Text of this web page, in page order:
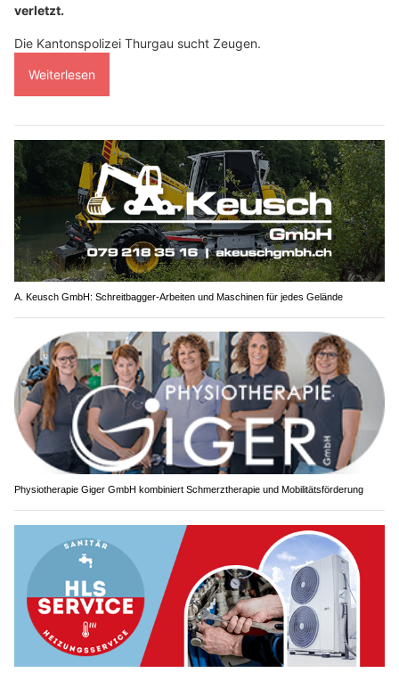
verletzt.
Die Kantonspolizei Thurgau sucht Zeugen.
Weiterlesen
A. Keusch GmbH: Schreitbagger-Arbeiten und Maschinen für jedes Gelände
Physiotherapie Giger GmbH kombiniert Schmerztherapie und Mobilitätsförderung